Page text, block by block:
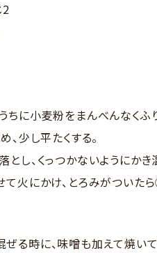
に小麦粉をまんべんなくふ
少し平たくする。
し、くっつかないようにかき
火にかけ、とろみがついた
る時に、味噌も加えて焼いて